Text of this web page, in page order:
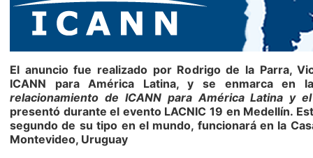
El anuncio fue realizado por Rodrigo de la Parra,
ICANN para América Latina, y se enmarca en
relacionamiento de ICANN para América Latina y
presentó durante el evento LACNIC 19 en Medellín.
segundo de su tipo en el mundo, funcionará en la
Montevideo, Uruguay